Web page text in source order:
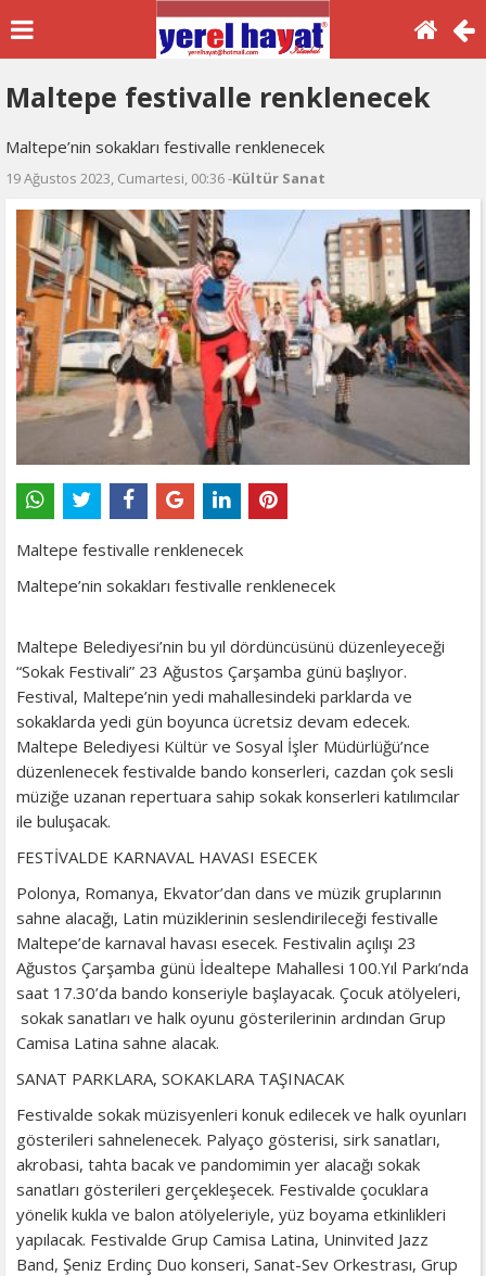
Maltepe festivalle renklenecek
Maltepe’nin sokakları festivalle renklenecek
19 Ağustos 2023, Cumartesi, 00:36 -Kültür Sanat
Maltepe festivalle renklenecek
Maltepe’nin sokakları festivalle renklenecek
Maltepe Belediyesi’nin bu yıl dördüncüsünü düzenleyeceği
“Sokak Festivali” 23 Ağustos Çarşamba günü başlıyor.
Festival, Maltepe’nin yedi mahallesindeki parklarda ve
sokaklarda yedi gün boyunca ücretsiz devam edecek.
Maltepe Belediyesi Kültür ve Sosyal İşler Müdürlüğü’nce
düzenlenecek festivalde bando konserleri, cazdan çok sesli
müziğe uzanan repertuara sahip sokak konserleri katılımcılar
ile buluşacak.
FESTİVALDE KARNAVAL HAVASI ESECEK
Polonya, Romanya, Ekvator’dan dans ve müzik gruplarının
sahne alacağı, Latin müziklerinin seslendirileceği festivalle
Maltepe’de karnaval havası esecek. Festivalin açılışı 23
Ağustos Çarşamba günü İdealtepe Mahallesi 100.Yıl Parkı’nda
saat 17.30’da bando konseriyle başlayacak. Çocuk atölyeleri,
sokak sanatları ve halk oyunu gösterilerinin ardından Grup
Camisa Latina sahne alacak.
SANAT PARKLARA, SOKAKLARA TAŞINACAK
Festivalde sokak müzisyenleri konuk edilecek ve halk oyunları
gösterileri sahnelenecek. Palyaço gösterisi, sirk sanatları,
akrobasi, tahta bacak ve pandomimin yer alacağı sokak
sanatları gösterileri gerçekleşecek. Festivalde çocuklara
yönelik kukla ve balon atölyeleriyle, yüz boyama etkinlikleri
yapılacak. Festivalde Grup Camisa Latina, Uninvited Jazz
Band, Şeniz Erdinç Duo konseri, Sanat-Sev Orkestrası, Grup